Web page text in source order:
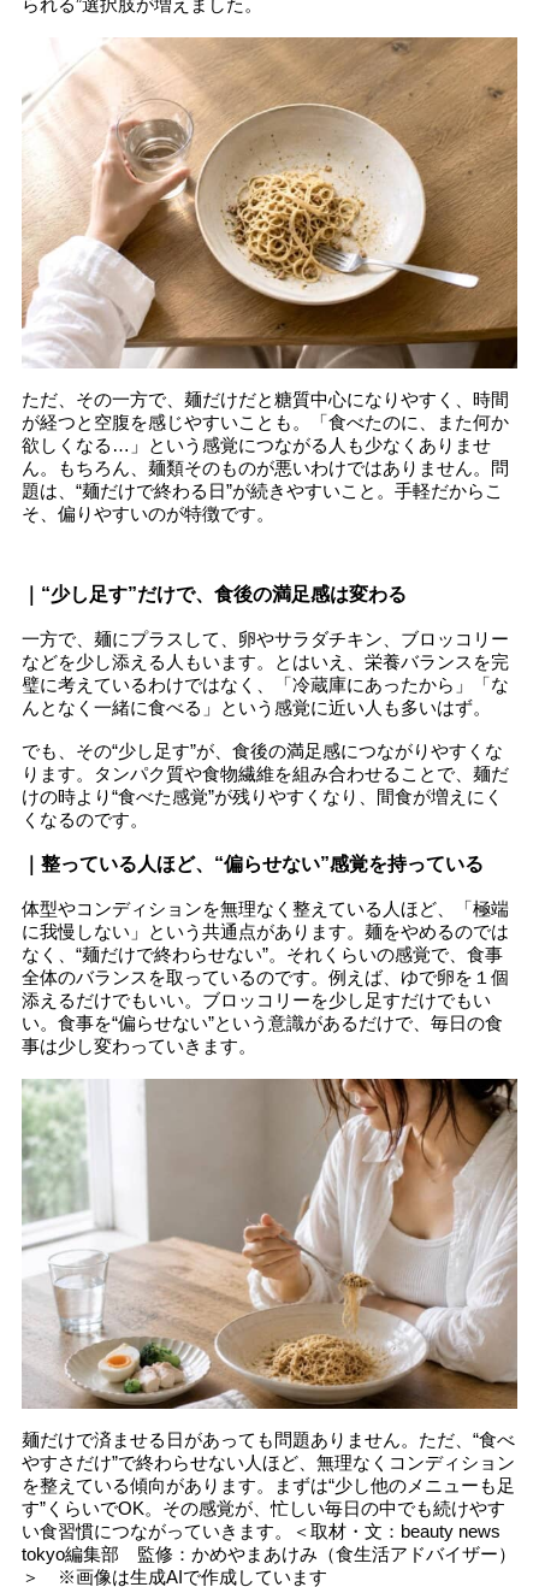
ただ、その一方で、麺だけだと糖質中心になりやすく、時間
が経つと空腹を感じやすいことも。「食べたのに、また何か
欲しくなる…」という感覚につながる人も少なくありませ
ん。もちろん、麺類そのものが悪いわけではありません。問
題は、“麺だけで終わる日”が続きやすいこと。手軽だからこ
そ、偏りやすいのが特徴です。
｜“少し足す”だけで、食後の満足感は変わる
一方で、麺にプラスして、卵やサラダチキン、ブロッコリー
などを少し添える人もいます。とはいえ、栄養バランスを完
璧に考えているわけではなく、「冷蔵庫にあったから」「な
んとなく一緒に食べる」という感覚に近い人も多いはず。
でも、その“少し足す”が、食後の満足感につながりやすくな
ります。タンパク質や食物繊維を組み合わせることで、麺だ
けの時より“食べた感覚”が残りやすくなり、間食が増えにく
くなるのです。
｜整っている人ほど、“偏らせない”感覚を持っている
体型やコンディションを無理なく整えている人ほど、「極端
に我慢しない」という共通点があります。麺をやめるのでは
なく、“麺だけで終わらせない”。それくらいの感覚で、食事
全体のバランスを取っているのです。例えば、ゆで卵を１個
添えるだけでもいい。ブロッコリーを少し足すだけでもい
い。食事を“偏らせない”という意識があるだけで、毎日の食
事は少し変わっていきます。
麺だけで済ませる日があっても問題ありません。ただ、“食べ
やすさだけ”で終わらせない人ほど、無理なくコンディション
を整えている傾向があります。まずは“少し他のメニューも足
す”くらいでOK。その感覚が、忙しい毎日の中でも続けやす
い食習慣につながっていきます。＜取材・文：beauty news
tokyo編集部 監修：かめやまあけみ（食生活アドバイザー）
＞ ※画像は生成AIで作成しています